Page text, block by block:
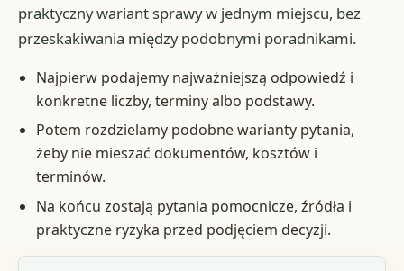
praktyczny wariant sprawy w jednym miejscu, bez
przeskakiwania między podobnymi poradnikami.
Najpierw podajemy najważniejszą odpowiedź i
konkretne liczby, terminy albo podstawy.
Potem rozdzielamy podobne warianty pytania,
żeby nie mieszać dokumentów, kosztów i
terminów.
Na końcu zostają pytania pomocnicze, źródła i
praktyczne ryzyka przed podjęciem decyzji.